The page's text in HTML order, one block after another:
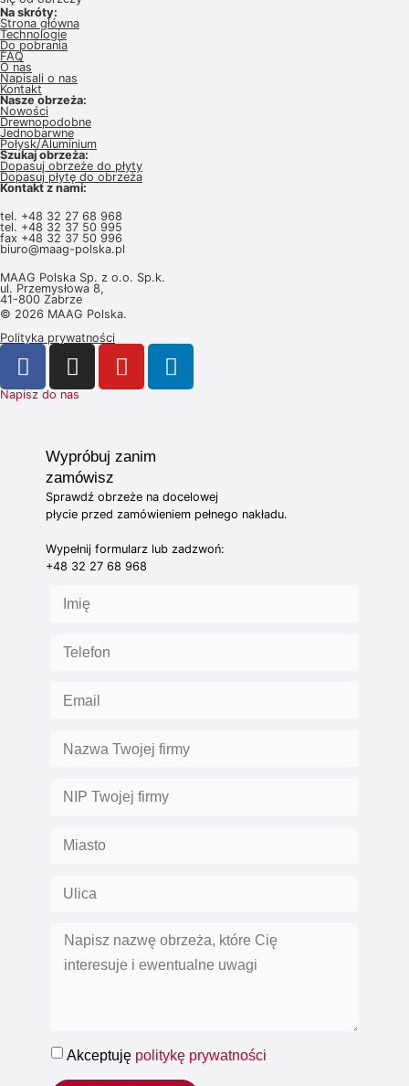
Na skróty:
Strona główna
Technologie
Do pobrania
FAQ
O nas
Napisali o nas
Kontakt
Nasze obrzeża:
Nowości
Drewnopodobne
Jednobarwne
Połysk/Aluminium
Szukaj obrzeża:
Dopasuj obrzeże do płyty
Dopasuj płytę do obrzeża
Kontakt z nami:
tel. +48 32 27 68 968
tel. +48 32 37 50 995
fax +48 32 37 50 996
biuro@maag-polska.pl
MAAG Polska Sp. z o.o. Sp.k.
ul. Przemysłowa 8,
41-800 Zabrze
© 2026 MAAG Polska.
Polityka prywatności
Napisz do nas
Wypróbuj zanim
zamówisz
Sprawdź obrzeże na docelowej
płycie przed zamówieniem pełnego nakładu.
Wypełnij formularz lub zadzwoń:
+48 32 27 68 968
Akceptuję politykę prywatności